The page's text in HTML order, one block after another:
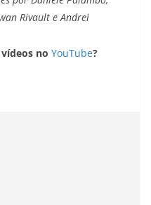
Rivault e Andrei
no YouTube?